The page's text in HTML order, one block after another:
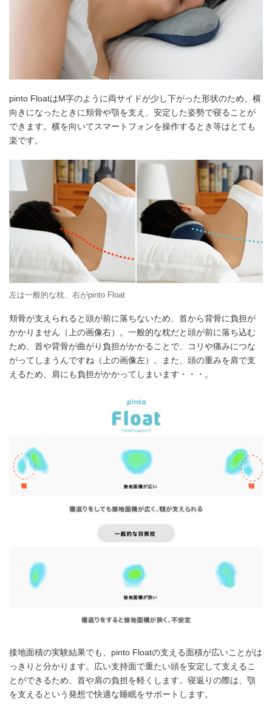
pinto FloatはM字のように両サイドが少し下がった形状のため、横
向きになったときに頬骨や顎を支え、安定した姿勢で寝ることが
できます。横を向いてスマートフォンを操作するとき等はとても
楽です。
左は一般的な枕、右がpinto Float
頬骨が支えられると頭が前に落ちないため、首から背骨に負担が
かかりません（上の画像右）。一般的な枕だと頭が前に落ち込む
ため、首や背骨が曲がり負担がかかることで、コリや痛みにつな
がってしまうんですね（上の画像左）。また、頭の重みを肩で支
えるため、肩にも負担がかかってしまいます・・・。
接地面積の実験結果でも、pinto Floatの支える面積が広いことがは
っきりと分かります。広い支持面で重たい頭を安定して支えるこ
とができるため、首や肩の負担を軽くします。寝返りの際は、顎
を支えるという発想で快適な睡眠をサポートします。